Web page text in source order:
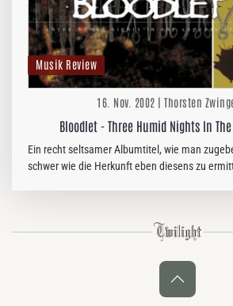
Musik Review
16. Nov. 2002 | Thorsten
Bloodlet - Three Humid Nights In The
Ein recht seltsamer Albumtitel, wie man
schwer wie die Herkunft eben diesens zu